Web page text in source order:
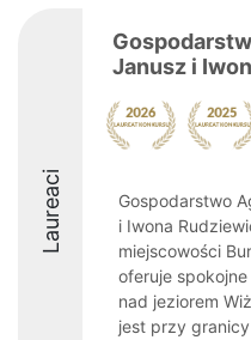
Laureaci
Janusz i
Gospodarstwo
i Iwona
miejscowości
oferuje
nad jeziorem
jest przy